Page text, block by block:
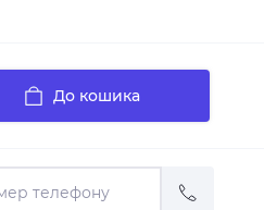
До кошика